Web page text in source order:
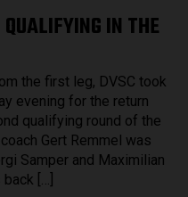
QUALIFYING IN THE
the first leg, DVSC took
evening for the return
qualifying round of the
Gert Remmel was
Samper and Maximilian
[…]